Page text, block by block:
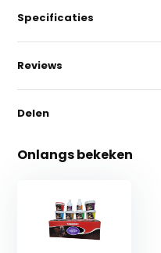
Specificaties
Reviews
Delen
Onlangs bekeken